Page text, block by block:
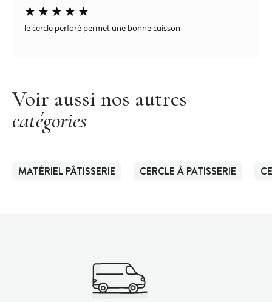
le cercle perforé permet une bonne cuisson
Voir aussi nos autres
catégories
MATÉRIEL PÂTISSERIE CERCLE À PATISSERIE